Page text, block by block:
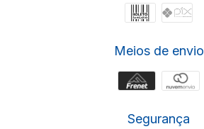
Meios de envio
Segurança